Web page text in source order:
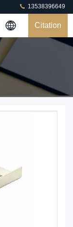
13538396649
Citation